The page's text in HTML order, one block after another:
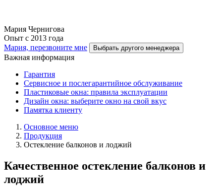
Мария Чернигова
Опыт с 2013 года
Мария, перезвоните мне
Выбрать другого менеджера
Важная информация
Гарантия
Cервисное и послегарантийное обслуживание
Пластиковые окна: правила эксплуатации
Дизайн окна: выберите окно на свой вкус
Памятка клиенту
Основное меню
Продукция
Остекление балконов и лоджий
Качественное остекление балконов и
лоджий